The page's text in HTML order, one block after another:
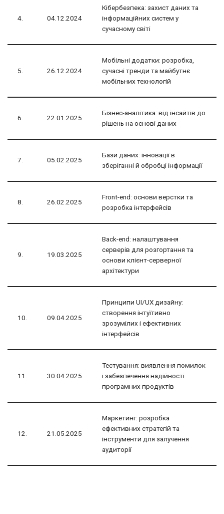
4. 04.12.2024
Кібербезпека: захист даних та
інформаційних систем у
сучасному світі
5. 26.12.2024
Мобільні додатки: розробка,
сучасні тренди та майбутнє
мобільних технологій
6. 22.01.2025
Бізнес-аналітика: від інсайтів до
рішень на основі даних
7. 05.02.2025
Бази даних: інновації в
зберіганні й обробці інформації
8. 26.02.2025
Front-end: основи верстки та
розробка інтерфейсів
9. 19.03.2025
Back-end: налаштування
серверів для розгортання та
основи клієнт-серверної
архітектури
10. 09.04.2025
Принципи UI/UX дизайну:
створення інтуїтивно
зрозумілих і ефективних
інтерфейсів
11. 30.04.2025
Тестування: виявлення помилок
і забезпечення надійності
програмних продуктів
12. 21.05.2025
Маркетинг: розробка
ефективних стратегій та
інструменти для залучення
аудиторії